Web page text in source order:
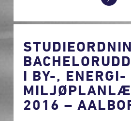
I BY-, ENERGI-
2016 –